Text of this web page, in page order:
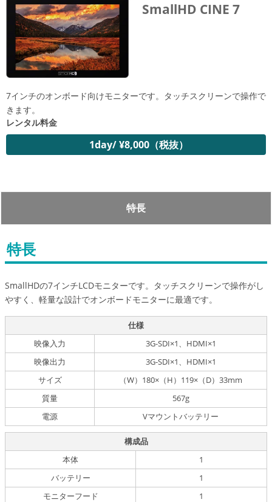
SmallHD CINE 7
7インチのオンボード向けモニターです。タッチスクリーンで操作で
きます。
レンタル料金
1day/ ¥8,000（税抜）
特長
特長
SmallHDの7インチLCDモニターです。タッチスクリーンで操作がし
やすく、軽量な設計でオンボードモニターに最適です。
仕様
映像入力
3G-SDI×1、HDMI×1
映像出力
3G-SDI×1、HDMI×1
サイズ
（W）180×（H）119×（D）33mm
質量
567g
電源
Vマウントバッテリー
構成品
本体
1
バッテリー
1
モニターフード
1